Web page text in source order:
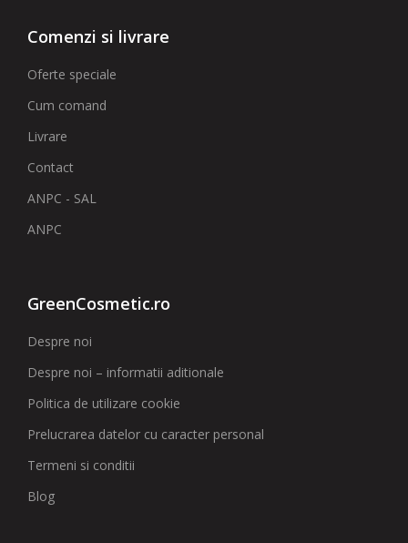
Comenzi si livrare
Oferte speciale
Cum comand
Livrare
Contact
ANPC - SAL
ANPC
GreenCosmetic.ro
Despre noi
Despre noi – informatii aditionale
Politica de utilizare cookie
Prelucrarea datelor cu caracter personal
Termeni si conditii
Blog